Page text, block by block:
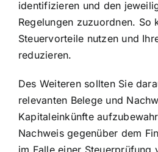
identifizieren und den
Regelungen zuzuordnen. So
Steuervorteile nutzen und
reduzieren.
Des Weiteren sollten Sie
relevanten Belege und
Kapitaleinkünfte
Nachweis gegenüber dem
im Falle einer Steuerprüfung